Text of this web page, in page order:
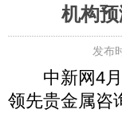
机构
发布
中新网4月
领先贵金属咨